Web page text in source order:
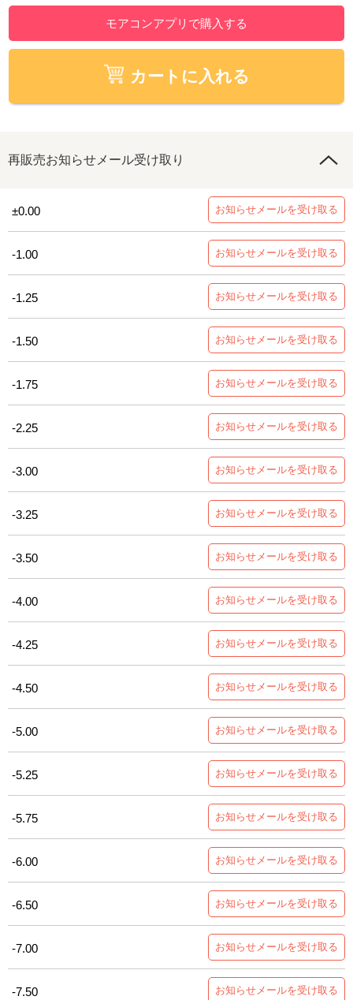
モアコンアプリで購入する
カートに入れる
再販売お知らせメール受け取り
±0.00 お知らせメールを受け取る
-1.00 お知らせメールを受け取る
-1.25 お知らせメールを受け取る
-1.50 お知らせメールを受け取る
-1.75 お知らせメールを受け取る
-2.25 お知らせメールを受け取る
-3.00 お知らせメールを受け取る
-3.25 お知らせメールを受け取る
-3.50 お知らせメールを受け取る
-4.00 お知らせメールを受け取る
-4.25 お知らせメールを受け取る
-4.50 お知らせメールを受け取る
-5.00 お知らせメールを受け取る
-5.25 お知らせメールを受け取る
-5.75 お知らせメールを受け取る
-6.00 お知らせメールを受け取る
-6.50 お知らせメールを受け取る
-7.00 お知らせメールを受け取る
-7.50 お知らせメールを受け取る